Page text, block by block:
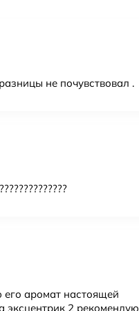
не почувствовал .
аромат настоящей
2 рекомендую